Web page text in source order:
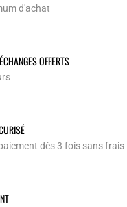
d'achat
OFFERTS
dès 3 fois sans frais